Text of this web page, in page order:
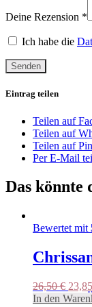
Deine Rezension *
Ich habe die
Eintrag teilen
Teilen auf
Teilen auf
Teilen auf
Per E-Mail
Das
Bewertet mit
26,50€
Preis
23,85
In den